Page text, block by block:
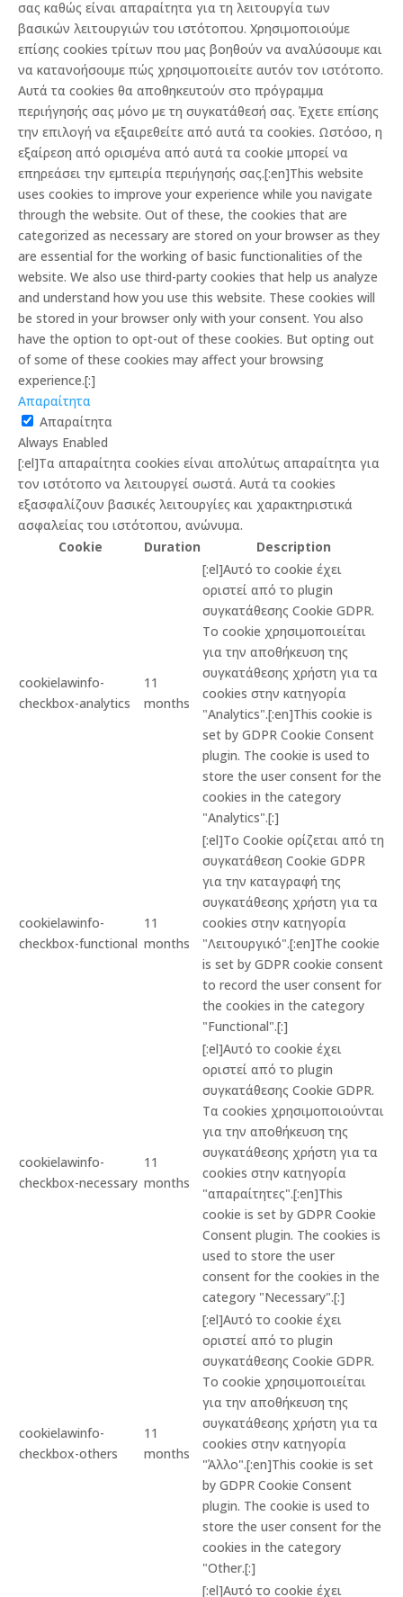
σας καθώς είναι απαραίτητα για τη λειτουργία των
βασικών λειτουργιών του ιστότοπου. Χρησιμοποιούμε
επίσης cookies τρίτων που μας βοηθούν να αναλύσουμε και
να κατανοήσουμε πώς χρησιμοποιείτε αυτόν τον ιστότοπο.
Αυτά τα cookies θα αποθηκευτούν στο πρόγραμμα
περιήγησής σας μόνο με τη συγκατάθεσή σας. Έχετε επίσης
την επιλογή να εξαιρεθείτε από αυτά τα cookies. Ωστόσο, η
εξαίρεση από ορισμένα από αυτά τα cookie μπορεί να
επηρεάσει την εμπειρία περιήγησής σας.[:en]This website
uses cookies to improve your experience while you navigate
through the website. Out of these, the cookies that are
categorized as necessary are stored on your browser as they
are essential for the working of basic functionalities of the
website. We also use third-party cookies that help us analyze
and understand how you use this website. These cookies will
be stored in your browser only with your consent. You also
have the option to opt-out of these cookies. But opting out
of some of these cookies may affect your browsing
experience.[:]
Απαραίτητα
Απαραίτητα
Always Enabled
[:el]Τα απαραίτητα cookies είναι απολύτως απαραίτητα για
τον ιστότοπο να λειτουργεί σωστά. Αυτά τα cookies
εξασφαλίζουν βασικές λειτουργίες και χαρακτηριστικά
ασφαλείας του ιστότοπου, ανώνυμα.
Cookie
Duration Description
cookielawinfo-
checkbox-analytics
11
months
[:el]Αυτό το cookie έχει
οριστεί από το plugin
συγκατάθεσης Cookie GDPR.
Το cookie χρησιμοποιείται
για την αποθήκευση της
συγκατάθεσης χρήστη για τα
cookies στην κατηγορία
"Analytics".[:en]This cookie is
set by GDPR Cookie Consent
plugin. The cookie is used to
store the user consent for the
cookies in the category
"Analytics".[:]
cookielawinfo-
checkbox-functional
11
months
[:el]Το Cookie ορίζεται από τη
συγκατάθεση Cookie GDPR
για την καταγραφή της
συγκατάθεσης χρήστη για τα
cookies στην κατηγορία
"Λειτουργικό".[:en]The cookie
is set by GDPR cookie consent
to record the user consent for
the cookies in the category
"Functional".[:]
cookielawinfo-
checkbox-necessary
11
months
[:el]Αυτό το cookie έχει
οριστεί από το plugin
συγκατάθεσης Cookie GDPR.
Τα cookies χρησιμοποιούνται
για την αποθήκευση της
συγκατάθεσης χρήστη για τα
cookies στην κατηγορία
"απαραίτητες".[:en]This
cookie is set by GDPR Cookie
Consent plugin. The cookies is
used to store the user
consent for the cookies in the
category "Necessary".[:]
cookielawinfo-
checkbox-others
11
months
[:el]Αυτό το cookie έχει
οριστεί από το plugin
συγκατάθεσης Cookie GDPR.
Το cookie χρησιμοποιείται
για την αποθήκευση της
συγκατάθεσης χρήστη για τα
cookies στην κατηγορία
"Άλλο".[:en]This cookie is set
by GDPR Cookie Consent
plugin. The cookie is used to
store the user consent for the
cookies in the category
"Other.[:]
[:el]Αυτό το cookie έχει